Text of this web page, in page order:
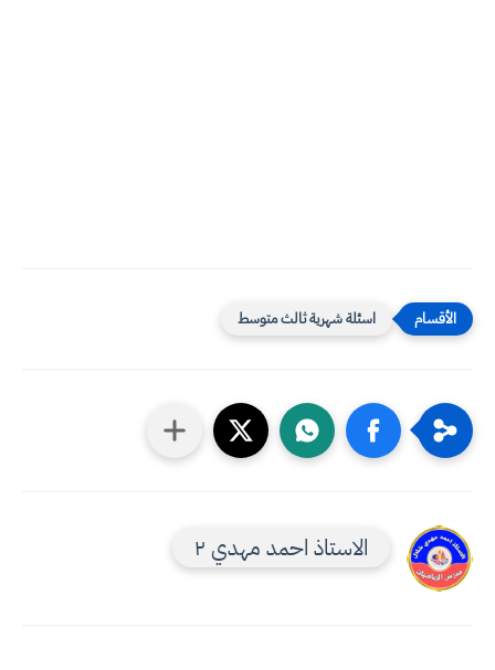
اسئلة شهرية ثالث متوسط
الاستاذ احمد مهدي ٢